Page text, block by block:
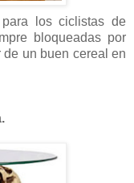
los ciclistas de
bloqueadas por
un buen cereal en